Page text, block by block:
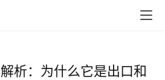
析：为什么它是出口和